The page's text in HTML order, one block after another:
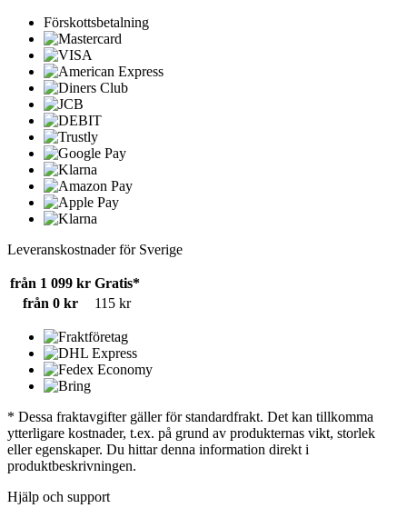
Förskottsbetalning
Leveranskostnader för Sverige
från 1 099 kr Gratis*
från 0 kr
115 kr
* Dessa fraktavgifter gäller för standardfrakt. Det kan tillkomma
ytterligare kostnader, t.ex. på grund av produkternas vikt, storlek
eller egenskaper. Du hittar denna information direkt i
produktbeskrivningen.
Hjälp och support